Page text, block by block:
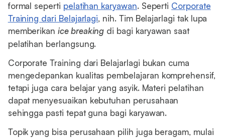
formal seperti pelatihan karyawan. Seperti Corporate
Training dari Belajarlagi, nih. Tim Belajarlagi tak lupa
memberikanice breaking di bagi karyawan saat
pelatihan berlangsung.
Corporate Training dari Belajarlagi bukan cuma
mengedepankan kualitas pembelajaran komprehensif,
tetapi juga cara belajar yang asyik. Materi pelatihan
dapat menyesuaikan kebutuhan perusahaan
sehingga pasti tepat guna bagi karyawan.
Topik yang bisa perusahaan pilih juga beragam, mulai